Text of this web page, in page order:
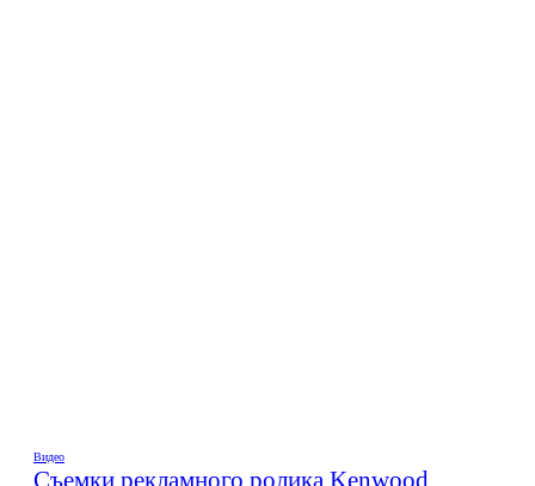
Видео
Съемки рекламного ролика Kenwood